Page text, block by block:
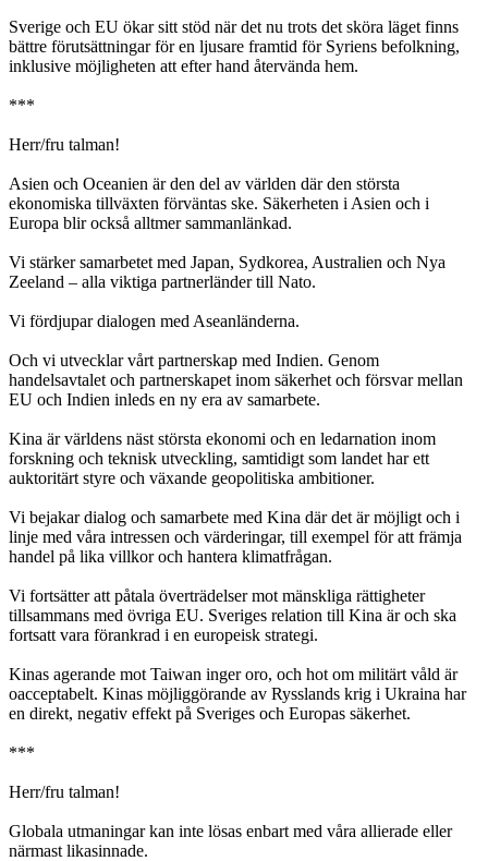
Sverige och EU ökar sitt stöd när det nu trots det sköra läget finns
bättre förutsättningar för en ljusare framtid för Syriens befolkning,
inklusive möjligheten att efter hand återvända hem.
***
Herr/fru talman!
Asien och Oceanien är den del av världen där den största
ekonomiska tillväxten förväntas ske. Säkerheten i Asien och i
Europa blir också alltmer sammanlänkad.
Vi stärker samarbetet med Japan, Sydkorea, Australien och Nya
Zeeland – alla viktiga partnerländer till Nato.
Vi fördjupar dialogen med Aseanländerna.
Och vi utvecklar vårt partnerskap med Indien. Genom
handelsavtalet och partnerskapet inom säkerhet och försvar mellan
EU och Indien inleds en ny era av samarbete.
Kina är världens näst största ekonomi och en ledarnation inom
forskning och teknisk utveckling, samtidigt som landet har ett
auktoritärt styre och växande geopolitiska ambitioner.
Vi bejakar dialog och samarbete med Kina där det är möjligt och i
linje med våra intressen och värderingar, till exempel för att främja
handel på lika villkor och hantera klimatfrågan.
Vi fortsätter att påtala överträdelser mot mänskliga rättigheter
tillsammans med övriga EU. Sveriges relation till Kina är och ska
fortsatt vara förankrad i en europeisk strategi.
Kinas agerande mot Taiwan inger oro, och hot om militärt våld är
oacceptabelt. Kinas möjliggörande av Rysslands krig i Ukraina har
en direkt, negativ effekt på Sveriges och Europas säkerhet.
***
Herr/fru talman!
Globala utmaningar kan inte lösas enbart med våra allierade eller
närmast likasinnade.